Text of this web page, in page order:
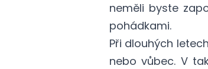
neměli byste
pohádkami.
Při dlouhých
nebo vůbec. V